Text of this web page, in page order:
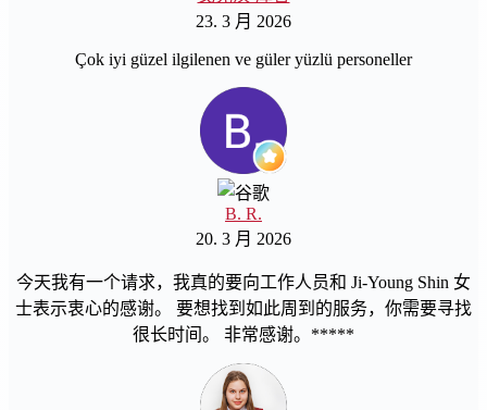
23. 3 月 2026
Çok iyi güzel ilgilenen ve güler yüzlü personeller
B. R.
20. 3 月 2026
今天我有一个请求，我真的要向工作人员和 Ji-Young Shin 女
士表示衷心的感谢。 要想找到如此周到的服务，你需要寻找
很长时间。 非常感谢。*****